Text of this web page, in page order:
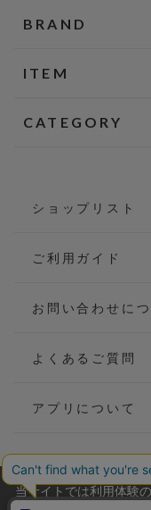
BRAND
ITEM
CATEGORY
ショップリスト
ご利用ガイド
お問い合わせにつ
よくあるご質問
アプリについて
当サイトでは利用体験